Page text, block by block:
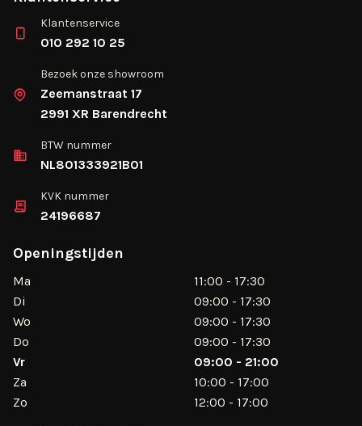
Klantenservice
010 292 10 25
Bezoek onze showroom
Zeemanstraat 17
2991 XR Barendrecht
BTW nummer
NL801333921B01
KVK nummer
24196687
Openingstijden
Ma
11:00 - 17:30
Di
09:00 - 17:30
Wo
09:00 - 17:30
Do
09:00 - 17:30
Vr
09:00 - 21:00
Za
10:00 - 17:00
Zo
12:00 - 17:00